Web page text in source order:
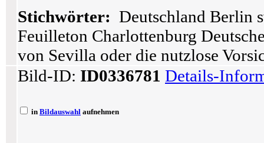
Stichwörter: Deutschland Berlin
Feuilleton Charlottenburg
von Sevilla oder die nutzlose
Bild-ID: ID0336781 Details-
in Bildauswahl aufnehmen